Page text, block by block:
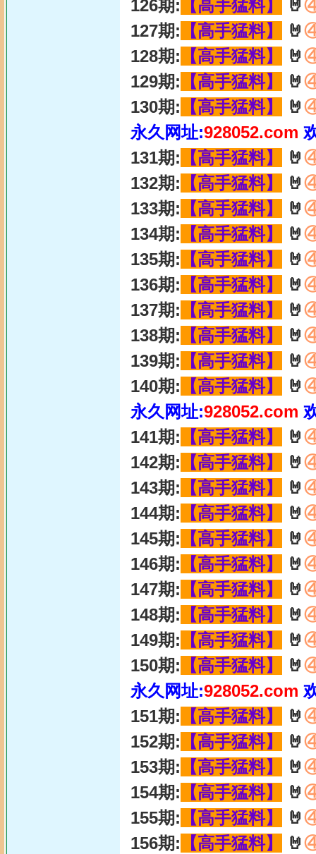
126期: 【高手猛料】 🤘
127期: 【高手猛料】 🤘
128期: 【高手猛料】 🤘
129期: 【高手猛料】 🤘
130期: 【高手猛料】 🤘
永久网址:928052.com
131期: 【高手猛料】 🤘
132期: 【高手猛料】 🤘
133期: 【高手猛料】 🤘
134期: 【高手猛料】 🤘
135期: 【高手猛料】 🤘
136期: 【高手猛料】 🤘
137期: 【高手猛料】 🤘
138期: 【高手猛料】 🤘
139期: 【高手猛料】 🤘
140期: 【高手猛料】 🤘
永久网址:928052.com
141期: 【高手猛料】 🤘
142期: 【高手猛料】 🤘
143期: 【高手猛料】 🤘
144期: 【高手猛料】 🤘
145期: 【高手猛料】 🤘
146期: 【高手猛料】 🤘
147期: 【高手猛料】 🤘
148期: 【高手猛料】 🤘
149期: 【高手猛料】 🤘
150期: 【高手猛料】 🤘
永久网址:928052.com
151期: 【高手猛料】 🤘
152期: 【高手猛料】 🤘
153期: 【高手猛料】 🤘
154期: 【高手猛料】 🤘
155期: 【高手猛料】 🤘
156期: 【高手猛料】 🤘